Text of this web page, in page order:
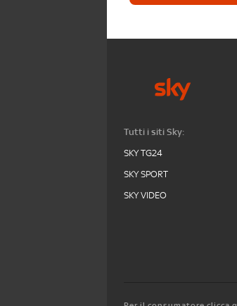
Tutti i siti Sky:
SKY TG24
SKY SPORT
SKY VIDEO